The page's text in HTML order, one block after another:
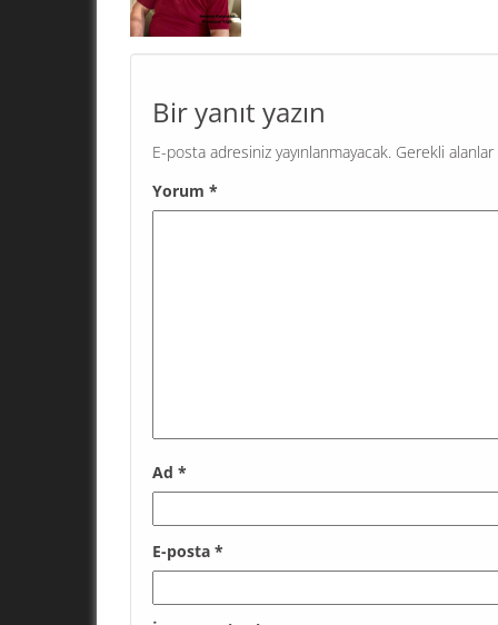
problemi; kendi sorunlarını çözmek için
işleyişe sahip olan, bağımsız, herkese eşit
Bir yanıt yazın
E-posta adresiniz yayınlanmayacak. Gerekli alanlar
Yorum *
Ad *
E-posta *